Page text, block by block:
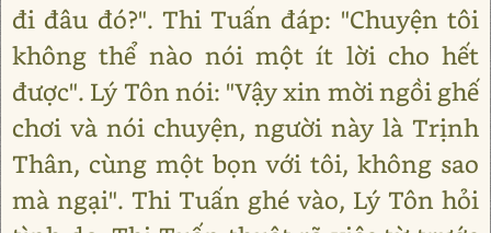
đi đâu đó?". Thi Tuấn đáp: "Chuyện tôi
không thể nào nói một ít lời cho hết
được". Lý Tôn nói: "Vậy xin mời ngồi ghế
chơi và nói chuyện, người này là Trịnh
Thân, cùng một bọn với tôi, không sao
mà ngại". Thi Tuấn ghé vào, Lý Tôn hỏi